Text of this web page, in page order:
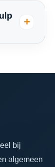
bij
algemeen